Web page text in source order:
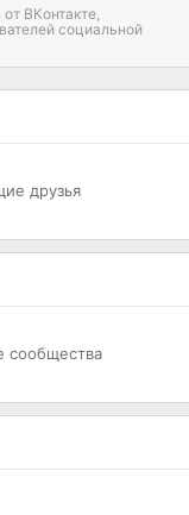
ВКонтакте,
социальной
друзья
сообщества